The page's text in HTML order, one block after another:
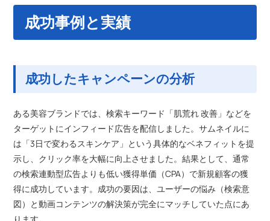
成功事例と実績
成功したキャンペーンの分析
ある美容ブランドでは、検索キーワード「肌荒れ 改善」などを
ターゲットにインフィード広告を配信しました。サムネイルに
は「3日で変わるスキンケア」という具体的なベネフィットを提
示し、クリック率を大幅に向上させました。結果として、通常
の検索連動型広告よりも低い獲得単価（CPA）で新規顧客の獲
得に成功しています。成功の要因は、ユーザーの悩み（検索意
図）と動画コンテンツの解決策が完全にマッチしていた点にあ